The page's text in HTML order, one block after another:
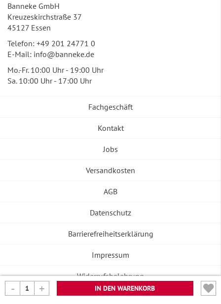
IN DEN WARENKORB
Banneke GmbH
Kreuzeskirchstraße 37
45127 Essen
Telefon: +49 201 24771 0
E-Mail: info@banneke.de
Mo.-Fr. 10:00 Uhr - 19:00 Uhr
Sa. 10:00 Uhr - 17:00 Uhr
Fachgeschäft
Kontakt
Jobs
Versandkosten
AGB
Datenschutz
Barrierefreiheitserklärung
Impressum
Widerrufsbelehrung
Vertrag widerrufen